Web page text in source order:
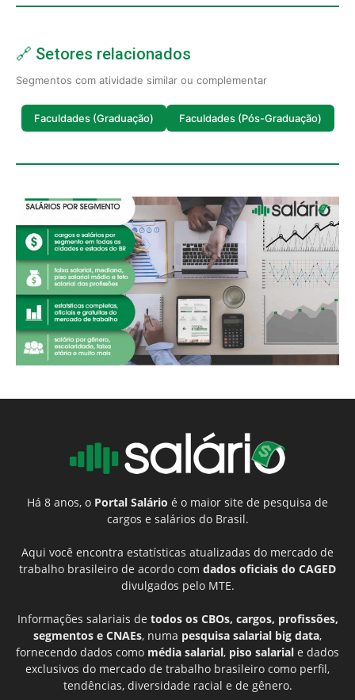
🔗 Setores relacionados
Segmentos com atividade similar ou complementar
Faculdades (Graduação) Faculdades (Pós-Graduação)
Há 8 anos, o Portal Salário é o maior site de pesquisa de
cargos e salários do Brasil.
Aqui você encontra estatísticas atualizadas do mercado de
trabalho brasileiro de acordo com dados oficiais do CAGED
divulgados pelo MTE.
Informações salariais de todos os CBOs, cargos, profissões,
segmentos e CNAEs, numa pesquisa salarial big data,
fornecendo dados como média salarial, piso salarial e dados
exclusivos do mercado de trabalho brasileiro como perfil,
tendências, diversidade racial e de gênero.